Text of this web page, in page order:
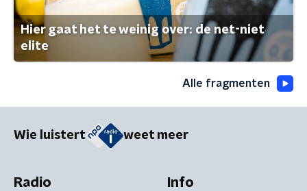
Hier gaat het te weinig over: de net-niet
elite
Alle fragmenten
Wie luistert weet meer
Radio Info